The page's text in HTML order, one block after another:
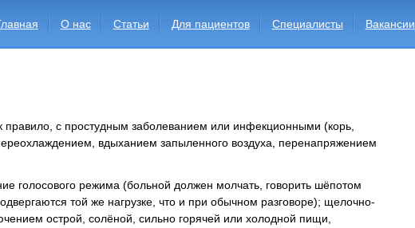
правило, с простудным заболеванием или инфекционными (корь,
вдыханием запыленного воздуха, перенапряжением
голосового режима (больной должен молчать, говорить шёпотом
той же нагрузке, что и при обычном разговоре); щелочно-
острой, солёной, сильно горячей или холодной пищи,
О нас Статьи Для пациентов Специалисты Вакансии